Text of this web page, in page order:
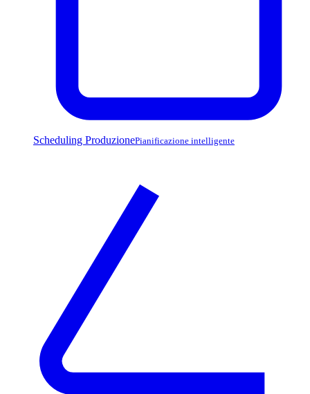
Scheduling ProduzionePianificazione intelligente